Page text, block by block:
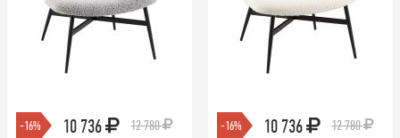
-16% 10 736 12 780 -16% 10 736 12 780